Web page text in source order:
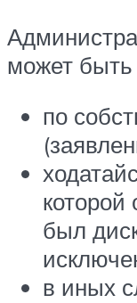
может быть
по
которой
был
в иных